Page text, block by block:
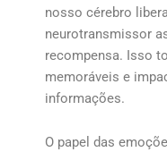
nosso cérebro
neurotransmissor
recompensa. Isso
memoráveis e
informações.
O papel das